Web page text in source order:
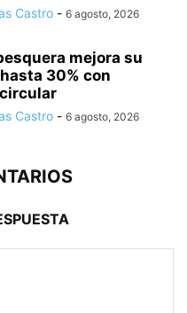
Castro - 6 agosto, 2026
mejora su
30% con
Castro - 6 agosto, 2026